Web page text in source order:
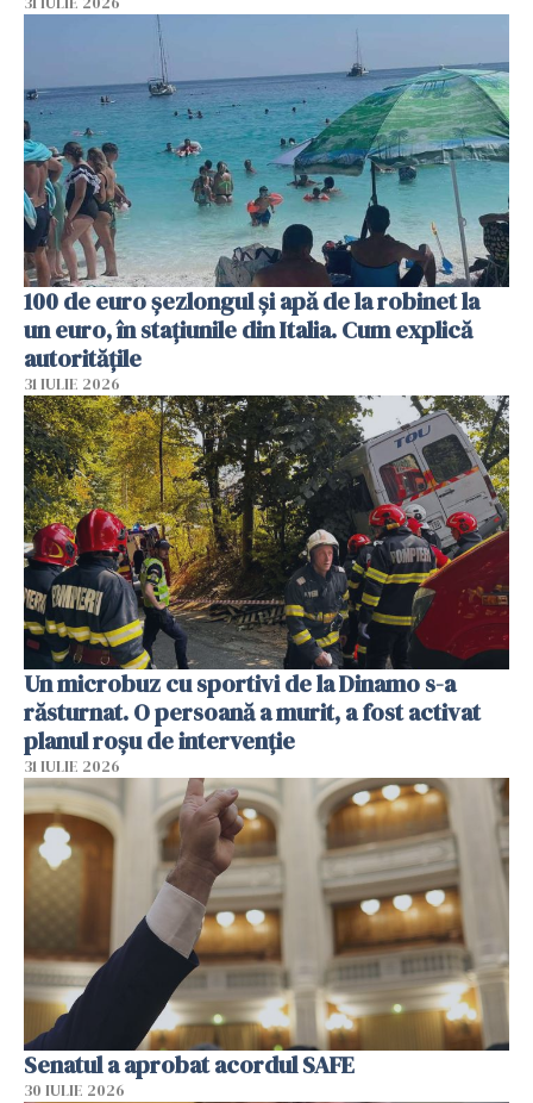
100 de euro șezlongul și apă de la robinet la
un euro, în stațiunile din Italia. Cum explică
autoritățile
31 IULIE 2026
Un microbuz cu sportivi de la Dinamo s-a
răsturnat. O persoană a murit, a fost activat
planul roșu de intervenție
31 IULIE 2026
Senatul a aprobat acordul SAFE
30 IULIE 2026